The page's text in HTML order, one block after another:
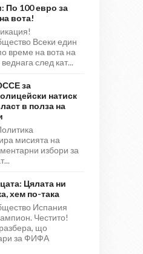
По 100 евро за
вота!
Всеки един
време на вота на
след кат...
за
натиск
в полза на
мисията на
избори за
Цялата ни
хем по-така
Испания
Честито!
що
за ФИФА